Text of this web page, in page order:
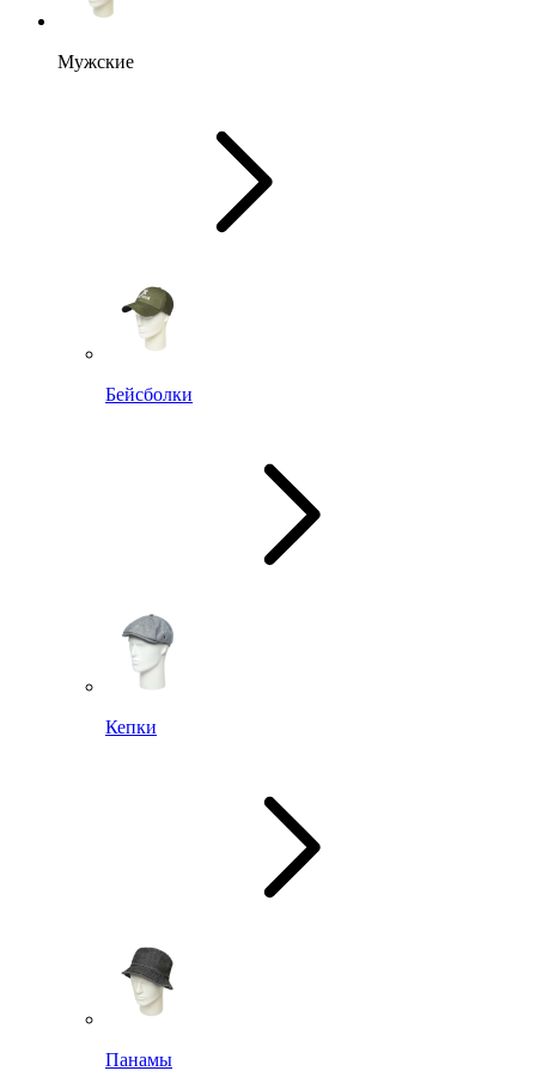
Мужские
Бейсболки
Кепки
Панамы